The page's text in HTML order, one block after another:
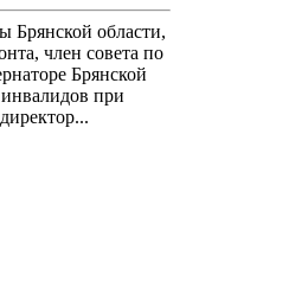
Брянской области,
член совета по
Брянской
при